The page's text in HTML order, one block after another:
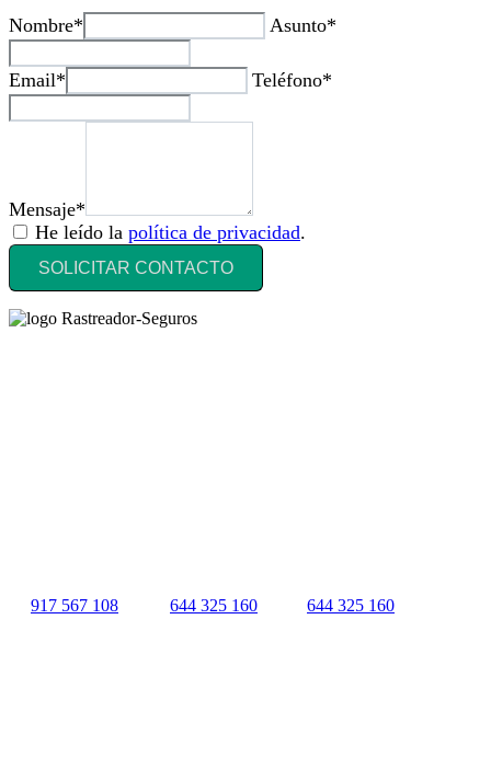
Nombre* Asunto*
Email* Teléfono*
Mensaje*
He leído la política de privacidad.
SOLICITAR CONTACTO
917 567 108
644 325 160 644 325 160